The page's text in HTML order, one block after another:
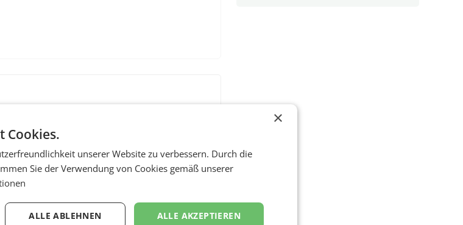
×
Cookies.
unserer Website zu verbessern. Durch die
Sie der Verwendung von Cookies gemäß unserer
ALLE AKZEPTIEREN
ALLE ABLEHNEN